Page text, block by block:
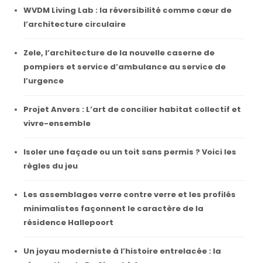
WVDM Living Lab : la réversibilité comme cœur de
l’architecture circulaire
Zele, l’architecture de la nouvelle caserne de
pompiers et service d’ambulance au service de
l’urgence
Projet Anvers : L’art de concilier habitat collectif et
vivre-ensemble
Isoler une façade ou un toit sans permis ? Voici les
règles du jeu
Les assemblages verre contre verre et les profilés
minimalistes façonnent le caractère de la
résidence Hallepoort
Un joyau moderniste à l’histoire entrelacée : la